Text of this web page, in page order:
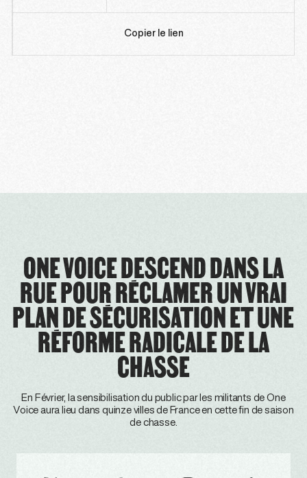
Copier le lien
ONE VOICE DESCEND DANS LA
RUE POUR RÉCLAMER UN VRAI
PLAN DE SÉCURISATION ET UNE
RÉFORME RADICALE DE LA
CHASSE
En Février, la sensibilisation du public par les militants de One
Voice aura lieu dans quinze villes de France en cette fin de saison
de chasse.